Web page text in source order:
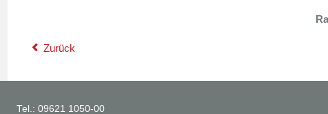
Zurück
Tel.: 09621 1050-00